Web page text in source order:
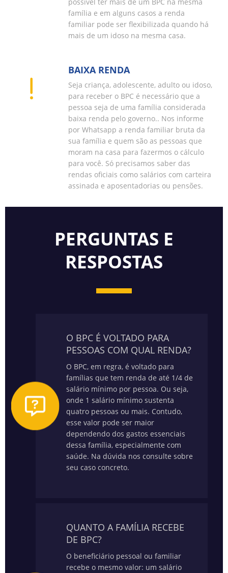
possível ter mais de um BPC na mesma
família e em alguns casos a renda
familiar pode ser flexibilizada quando há
mais de um idoso na mesma casa.
BAIXA RENDA
Seja criança, adolescente, adulto ou idoso,
para receber o BPC é necessário que a
pessoa seja de uma família considerada
baixa renda pelo governo.. Nos informe
por Whatsapp a renda familiar bruta da
sua família e quem são as pessoas que
moram na casa para fazermos o cálculo
para você. Só precisamos saber das
rendas oficiais como salários com carteira
assinada e aposentadorias ou pensões.
PERGUNTAS E
RESPOSTAS
O BPC É VOLTADO PARA
PESSOAS COM QUAL RENDA?
O BPC, em regra, é voltado para
famílias que tem renda de até 1/4 de
salário mínimo por pessoa. Ou seja,
onde 1 salário mínimo sustenta
quatro pessoas ou mais. Contudo,
esse valor pode ser maior
dependendo dos gastos essenciais
dessa família, especialmente com
saúde. Na dúvida nos consulte sobre
seu caso concreto.
QUANTO A FAMÍLIA RECEBE
DE BPC?
O beneficiário pessoal ou familiar
recebe o mesmo valor: um salário